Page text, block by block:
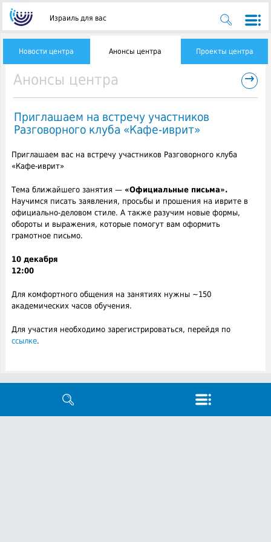
Израиль для вас
Новости центра Анонсы центра Проекты центра
Анонсы центра →
Приглашаем на встречу участников
Разговорного клуба «Кафе-иврит»
Приглашаем вас на встречу участников Разговорного клуба
«Кафе-иврит»
Тема ближайшего занятия — «Официальные письма».
Научимся писать заявления, просьбы и прошения на иврите в
официально-деловом стиле. А также разучим новые формы,
обороты и выражения, которые помогут вам оформить
грамотное письмо.
10 декабря
12:00
Для комфортного общения на занятиях нужны ~150
академических часов обучения.
Для участия необходимо зарегистрироваться, перейдя по
ссылке.